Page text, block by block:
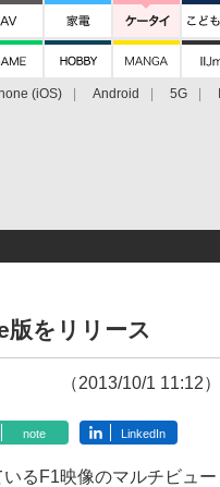
(iOS) Android 5G
をリリース
（2013/10/1 11:12）
note LinkedIn
るF1映像のマルチビュー